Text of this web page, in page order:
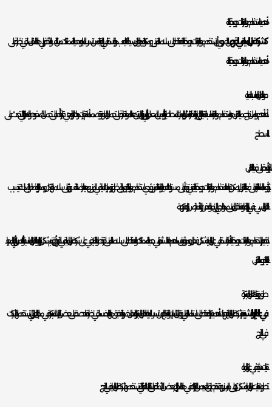
أهمية استخدام مواد عازلة ذات جودة عالية
كشركة عزل المياه في الخرج، من الضروري أن تستخدم مواد عازلة ذات جودة عالية للحفاظ على سلامة المبنى ومكوناته. قد يبدو العزل بسيطًا، لكنه يلعب دورًا حاسمًا في الوقاية من تسرب المياه وحماية الممتلكات من التلف والأضرار. في هذا المقال، سنلقي نظرة على
أهمية استخدام مواد عازلة ذات جودة عالية.
مواد العزل المناسبة للمياه
أحد أهم عوامل نجاح عملية العزل هو استخدام مواد عازلة مناسبة للمياه. تحتاج إلى اختيار مادة عازلة مثل البوليمرات المطاطية أو البتومين المعدل أو البولي يوريثان المتين. هذه المواد قادرة على تحمل الرطوبة وتصمد أمام تغيرات درجات الحرارة، وهي قادرة أيضًا على تحمل الضغوط والاهتزازات التي تحدث على
السطح.
تأثير الجودة على فعالية العزل
تأثير جودة المادة العازلة على فعالية العزل لا يمكن تجاهله. استخدام مواد عازلة ذات جودة عالية يعني توفير أعلى مستويات الحماية والمتانة للمبنى. يؤدي استخدام مواد رديئة الجودة إلى ظهور تسريبات المياه في المبنى، وهذا يعرضه للتلف ويؤثر على سلامة الهيكل ومحتوياته. بالإضافة إلى ذلك، قد يتسبب
العزل السيء في زيادة الرطوبة داخل المبنى، مما يؤدي إلى نمو العفن والأمراض ورائحة كريهة.
باختصار، يعتبر استخدام مواد عازلة ذات جودة عالية أمرًا حاسمًا في عزل المياه بشكل فعال وموثوق. يساهم هذا الاستثمار في حماية الممتلكات والحفاظ على سلامة المبنى لفترة طويلة. لذلك، ينبغي على شركة عزل المياه في الخرج أن تهتم بشكل كبير باختيار مواد العزل المناسبة والتأكد من أنها تلبي المعايير
العالية لجودة العزل.
طرق وتقنيات العزل المبتكرة
في عالم البناء والتشييد،تعتبر شركة عزل المياه بالخرج ذات أهمية كبيرة للحفاظ على استدامة المباني وتقليل التسربات والتلف الناتج عن تسرب المياه. يعد العزل المبتكر والفعال ضرورة لتحقيق هذا الهدف. سنلقي نظرة فاحصة على بعض التقنيات المبتكرة في مجال العزل التي تستخدمها الشركات
في الخرج.
تقنيات حديثة في عزل المياه
تطورت تقنيات عزل المياه بشكل كبير على مر السنين، وقد تم تطبيق العديد من الابتكارات في هذا المجال. إليك بعض الأمثلة على التقنيات الحديثة التي تستخدمها شركة عزل المياه في الخرج: